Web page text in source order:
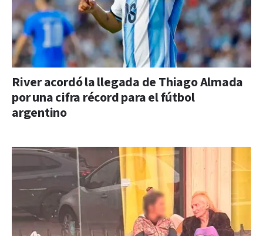
River acordó la llegada de Thiago Almada
por una cifra récord para el fútbol
argentino